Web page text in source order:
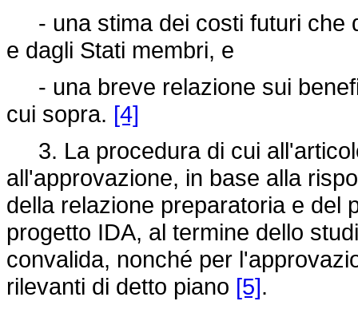
- una stima dei costi futuri che
e dagli Stati membri, e
- una breve relazione sui
cui sopra. [4]
3. La procedura di cui
all'approvazione, in base alla
della relazione preparatoria e del
progetto IDA, al termine dello
convalida, nonché per
rilevanti di detto piano [5].